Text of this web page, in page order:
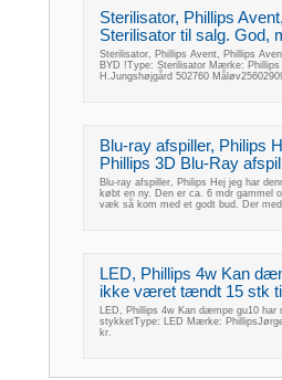
Sterilisator, Phillips
Sterilisator til salg. God,
Sterilisator, Phillips Avent, Phillips
BYD !Type: Sterilisator Mærke:
H.Jungshøjgård 502760
Blu-ray afspiller, Philips
Phillips 3D Blu-Ray
Blu-ray afspiller, Philips Hej jeg har
købt en ny. Den er ca. 6 mdr gammel
væk så kom med et godt bud. Der
LED, Phillips 4w Kan
ikke været tændt 15 stk
LED, Phillips 4w Kan dæmpe gu10
stykketType: LED Mærke:
kr.